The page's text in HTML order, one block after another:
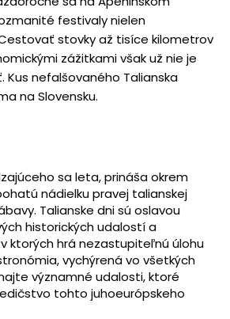
festivaly nielen
stovky až tisíce kilometrov
zážitkami však už nie je
Kus nefalšovaného Talianska
na Slovensku.
sa leta, prináša okrem
nádielku pravej talianskej
Talianske dni sú oslavou
historických udalostí a
ktorých hrá nezastupiteľnú úlohu
vychýrená vo všetkých
významné udalosti, ktoré
tohto juhoeurópskeho